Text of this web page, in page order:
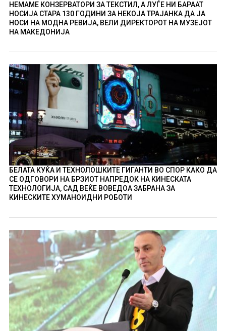
НЕМАМЕ КОНЗЕРВАТОРИ ЗА ТЕКСТИЛ, А ЛУЃЕ НИ БАРААТ
НОСИЈА СТАРА 130 ГОДИНИ ЗА НЕКОЈА ТРАЈАНКА ДА ЈА
НОСИ НА МОДНА РЕВИЈА, ВЕЛИ ДИРЕКТОРОТ НА МУЗЕЈОТ
НА МАКЕДОНИЈА
БЕЛАТА КУЌА И ТЕХНОЛОШКИТЕ ГИГАНТИ ВО СПОР КАКО ДА
СЕ ОДГОВОРИ НА БРЗИОТ НАПРЕДОК НА КИНЕСКАТА
ТЕХНОЛОГИЈА, САД ВЕЌЕ ВОВЕДОА ЗАБРАНА ЗА
КИНЕСКИТЕ ХУМАНОИДНИ РОБОТИ